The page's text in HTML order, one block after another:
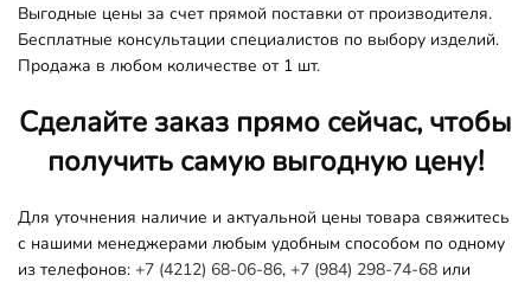
Выгодные цены за счет прямой поставки от производителя.
Бесплатные консультации специалистов по выбору изделий.
Продажа в любом количестве от 1 шт.
Сделайте заказ прямо сейчас, чтобы
получить самую выгодную цену!
Для уточнения наличие и актуальной цены товара свяжитесь
с нашими менеджерами любым удобным способом по одному
из телефонов: +7 (4212) 68-06-86, +7 (984) 298-74-68 или